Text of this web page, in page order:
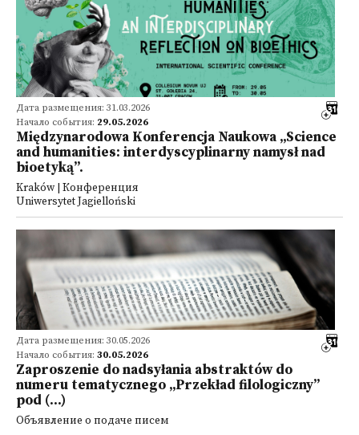
Дата размещения: 31.03.2026
Начало события: 29.05.2026
Międzynarodowa Konferencja Naukowa „Science
and humanities: interdyscyplinarny namysł nad
bioetyką”.
Kraków | Конференция
Uniwersytet Jagielloński
Дата размещения: 30.05.2026
Начало события: 30.05.2026
Zaproszenie do nadsyłania abstraktów do
numeru tematycznego „Przekład filologiczny”
pod (...)
Объявление о подаче писем